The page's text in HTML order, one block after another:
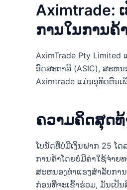
Aximtrade:
ການໃນການຄ້
AximTrade Pty
ອົດສະຕາລີ (ASIC), ສະຫ
Aximtrade ແມ່ນອຸທິດຕົນ
ຄວາມຄິດສຸດ
ໂບນັດທີ່ບໍ່ມີເງິນຝາກ 25 ໂດ
ການຄ້າໂດຍບໍ່ມີຄ່າໃຊ້ຈ່າຍ
ສະຫນອງທ່າແຮງສໍາລັບກາ
ກ່ອນທີ່ຈະເຂົ້າຮ່ວມ, ມັນເປັ